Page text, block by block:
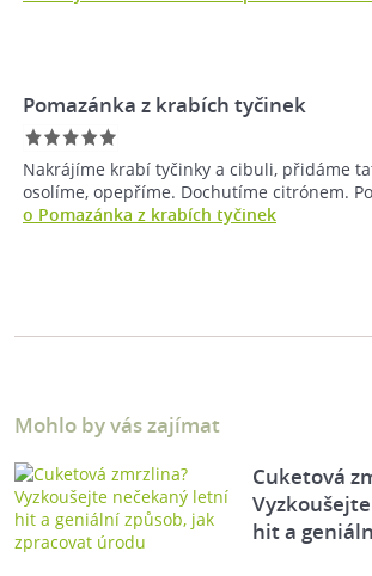
Pomazánka z krabích tyčinek
Nakrájíme krabí tyčinky a cibuli, přidáme
osolíme, opepříme. Dochutíme citrónem.
o Pomazánka z krabích tyčinek
Mohlo by vás zajímat
Cuketová
hit a